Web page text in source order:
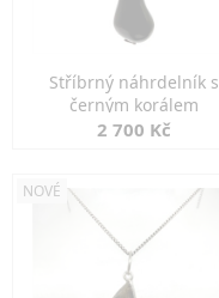
Stříbrný náhrdelník s
černým korálem
2 700 Kč
NOVÉ